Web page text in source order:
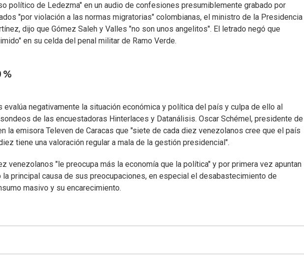
político de Ledezma" en un audio de confesiones presumiblemente grabado por
"por violación a las normas migratorias" colombianas, el ministro de la Presidencia
dijo que Gómez Saleh y Valles "no son unos angelitos". El letrado negó que
en su celda del penal militar de Ramo Verde.
%
evalúa negativamente la situación económica y política del país y culpa de ello al
de las encuestadoras Hinterlaces y Datanálisis. Oscar Schémel, presidente de
la emisora Televen de Caracas que "siete de cada diez venezolanos cree que el país
tiene una valoración regular a mala de la gestión presidencial".
venezolanos "le preocupa más la economía que la política" y por primera vez apuntan
principal causa de sus preocupaciones, en especial el desabastecimiento de
masivo y su encarecimiento.